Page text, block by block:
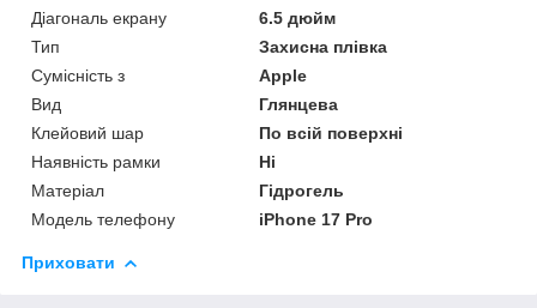
Діагональ екрану
6.5 дюйм
Тип
Захисна плівка
Сумісність з
Apple
Вид
Глянцева
Клейовий шар
По всій поверхні
Наявність рамки
Ні
Матеріал
Гідрогель
Модель телефону
iPhone 17 Pro
Приховати